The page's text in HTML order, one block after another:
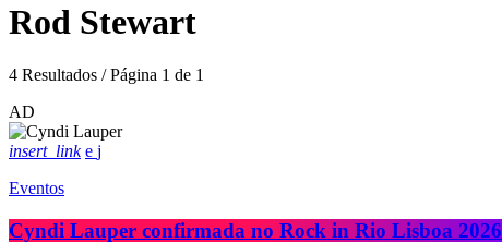
Rod Stewart
4 Resultados / Página 1 de 1
AD
insert_link
Eventos
Cyndi Lauper confirmada no Rock in Rio Lisboa 2026